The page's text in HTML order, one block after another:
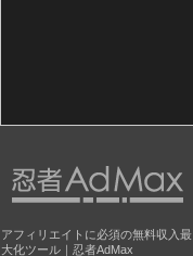
アフィリエイトに必須の無料収入最
大化ツール｜忍者AdMax